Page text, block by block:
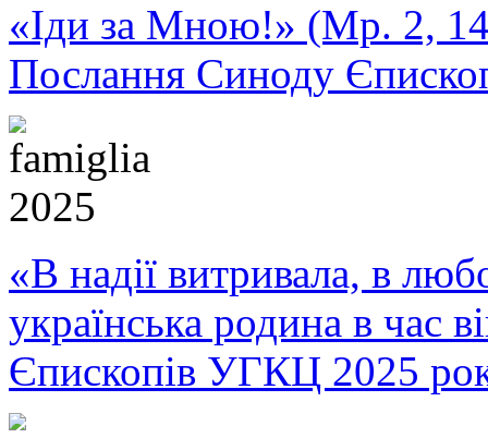
«Іди за Мною!» (Мр. 2,
Послання Синоду
«В надії витривала, в
українська родина в час
Єпископів УГКЦ 2025